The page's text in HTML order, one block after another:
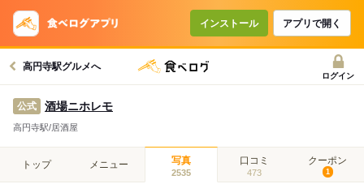
インストール アプリで開く
高円寺駅グルメへ
ログイン
公式 酒場ニホレモ
高円寺駅/居酒屋
トップ メニュー 写真
2535
口コミ
473
クーポン
1